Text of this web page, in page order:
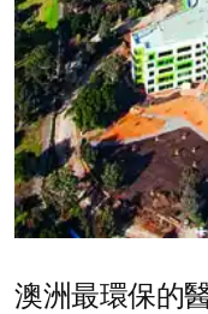
澳洲最環保的